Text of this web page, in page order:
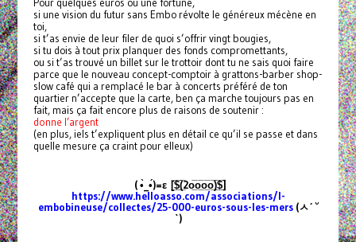
Pour quelques euros ou une fortune,
si une vision du futur sans Embo révolte le généreux mécène en
toi,
si t’as envie de leur filer de quoi s’offrir vingt bougies,
si tu dois à tout prix planquer des fonds compromettants,
ou si t’as trouvé un billet sur le trottoir dont tu ne sais quoi faire
parce que le nouveau concept-comptoir à grattons-barber shop-
slow café qui a remplacé le bar à concerts préféré de ton
quartier n’accepte que la carte, ben ça marche toujours pas en
fait, mais ça fait encore plus de raisons de soutenir :
donne l’argent
(en plus, iels t’expliquent plus en détail ce qu’il se passe et dans
quelle mesure ça craint pour elleux)
( •̀_•́)=ε [̲̅$̲̅(̲̅2ο̲̅ο̲̅ο̲̅ο̲̅)̲̅$̲̅]
https://www.helloasso.com/associations/l-
embobineuse/collectes/25-000-euros-sous-les-mers(ㅅ´ ˘
`)